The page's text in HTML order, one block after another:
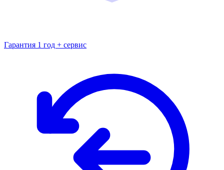
Гарантия 1 год + сервис